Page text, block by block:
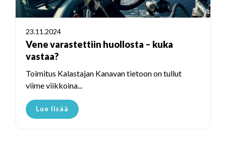
23.11.2024
Vene varastettiin huollosta – kuka
vastaa?
Toimitus Kalastajan Kanavan tietoon on tullut
viime viikkoina...
Lue lisää